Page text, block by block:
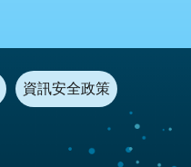
資訊安全政策